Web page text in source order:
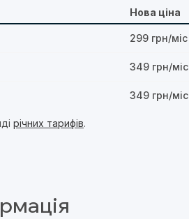
Нова ціна
299 грн/міс
349 грн/міс
349 грн/міс
річних тарифів.